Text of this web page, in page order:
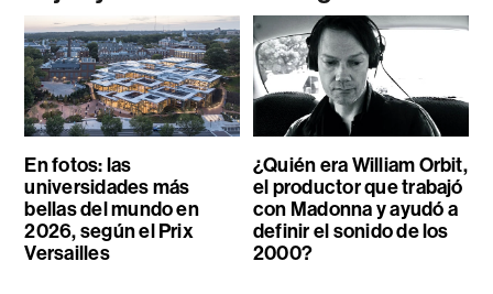
En fotos: las
universidades más
bellas del mundo en
2026, según el Prix
Versailles
¿Quién era William Orbit,
el productor que trabajó
con Madonna y ayudó a
definir el sonido de los
2000?